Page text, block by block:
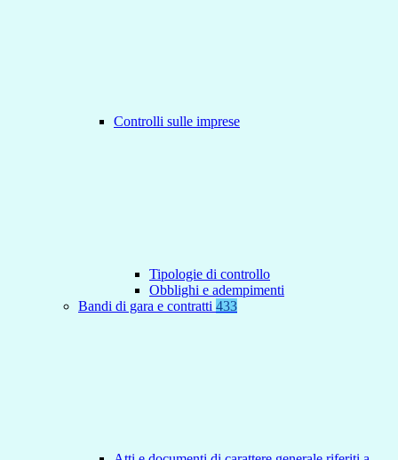
Controlli sulle imprese
Tipologie di controllo
Obblighi e adempimenti
Bandi di gara e contratti 433